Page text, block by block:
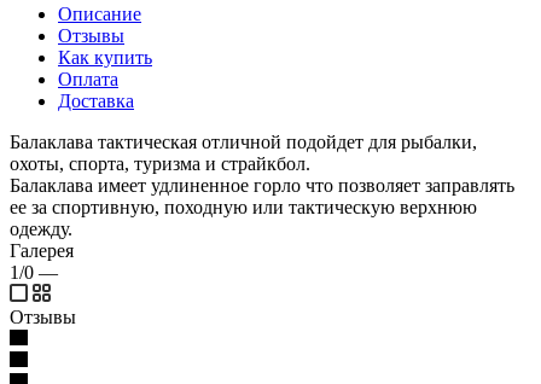
Описание
Отзывы
Как купить
Оплата
Доставка
Балаклава тактическая отличной подойдет для рыбалки,
охоты, спорта, туризма и страйкбол.
Балаклава имеет удлиненное горло что позволяет заправлять
ее за спортивную, походную или тактическую верхнюю
одежду.
Галерея
1/0 —
Отзывы